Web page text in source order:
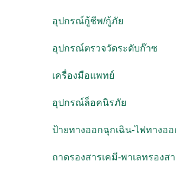
อุปกรณ์กู้ชีพ/กู้ภัย
อุปกรณ์ตรวจวัดระดับก๊าซ
เครื่องมือแพทย์
อุปกรณ์ล็อคนิรภัย
ป้ายทางออกฉุกเฉิน-ไฟทางอ
ถาดรองสารเคมี-พาเลทรองส